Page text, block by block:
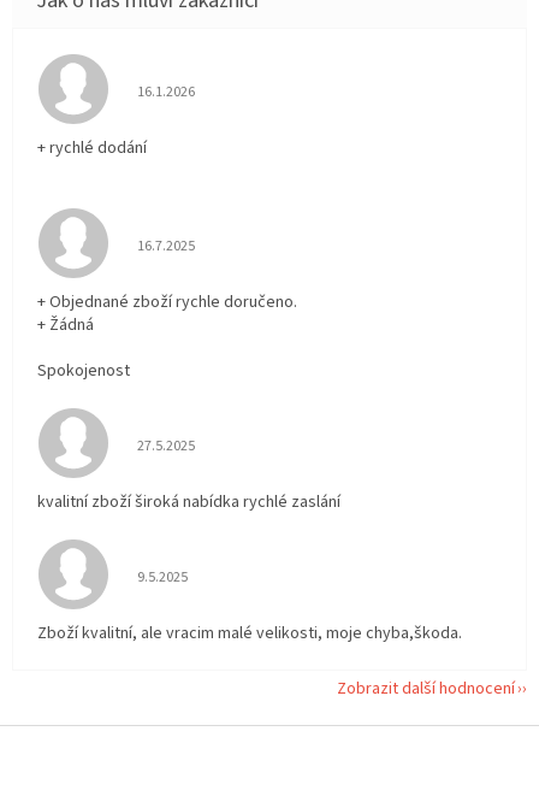
Hodnocení obchodu je 5 z 5 hvězdiček.
16.1.2026
+ rychlé dodání
Hodnocení obchodu je 5 z 5 hvězdiček.
16.7.2025
+ Objednané zboží rychle doručeno.
+ Žádná
Spokojenost
Hodnocení obchodu je 5 z 5 hvězdiček.
27.5.2025
kvalitní zboží široká nabídka rychlé zaslání
Hodnocení obchodu je 5 z 5 hvězdiček.
9.5.2025
Zboží kvalitní, ale vracim malé velikosti, moje chyba,škoda.
Zobrazit další hodnocení